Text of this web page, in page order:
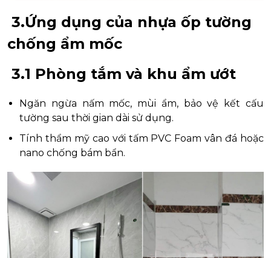
3.Ứng dụng của nhựa ốp tường
chống ẩm mốc
3.1 Phòng tắm và khu ẩm ướt
Ngăn ngừa nấm mốc, mùi ẩm, bảo vệ kết cấu
tường sau thời gian dài sử dụng.
Tính thẩm mỹ cao với tấm PVC Foam vân đá hoặc
nano chống bám bẩn.